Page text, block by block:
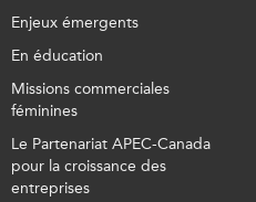
Enjeux émergents
En éducation
Missions commerciales
féminines
Le Partenariat APEC-Canada
pour la croissance des
entreprises